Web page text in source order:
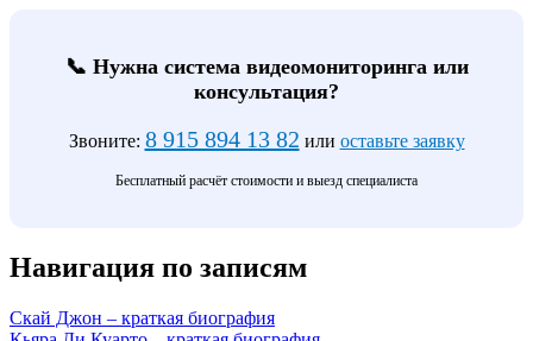
📞 Нужна система видеомониторинга или
консультация?
Звоните: 8 915 894 13 82 или оставьте заявку
Бесплатный расчёт стоимости и выезд специалиста
Навигация по записям
Скай Джон – краткая биография